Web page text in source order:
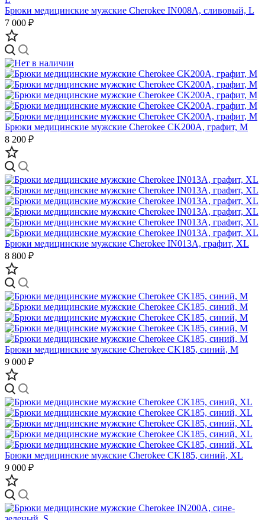
Брюки медицинские мужские Cherokee IN008A, сливовый, L
7 000 ₽
Брюки медицинские мужские Cherokee CK200A, графит, M
8 200 ₽
Брюки медицинские мужские Cherokee IN013A, графит, XL
8 800 ₽
Брюки медицинские мужские Cherokee CK185, синий, M
9 000 ₽
Брюки медицинские мужские Cherokee CK185, синий, XL
9 000 ₽